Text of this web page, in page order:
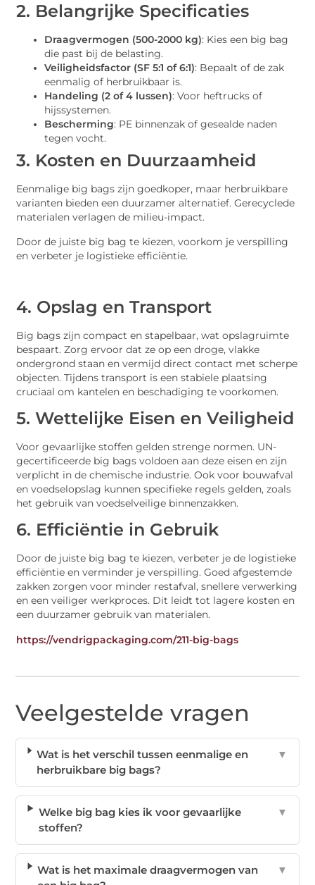
2. Belangrijke Specificaties
Draagvermogen (500-2000 kg): Kies een big bag
die past bij de belasting.
Veiligheidsfactor (SF 5:1 of 6:1): Bepaalt of de zak
eenmalig of herbruikbaar is.
Handeling (2 of 4 lussen): Voor heftrucks of
hijssystemen.
Bescherming: PE binnenzak of gesealde naden
tegen vocht.
3. Kosten en Duurzaamheid
Eenmalige big bags zijn goedkoper, maar herbruikbare
varianten bieden een duurzamer alternatief. Gerecyclede
materialen verlagen de milieu-impact.
Door de juiste big bag te kiezen, voorkom je verspilling
en verbeter je logistieke efficiëntie.
4. Opslag en Transport
Big bags zijn compact en stapelbaar, wat opslagruimte
bespaart. Zorg ervoor dat ze op een droge, vlakke
ondergrond staan en vermijd direct contact met scherpe
objecten. Tijdens transport is een stabiele plaatsing
cruciaal om kantelen en beschadiging te voorkomen.
5. Wettelijke Eisen en Veiligheid
Voor gevaarlijke stoffen gelden strenge normen. UN-
gecertificeerde big bags voldoen aan deze eisen en zijn
verplicht in de chemische industrie. Ook voor bouwafval
en voedselopslag kunnen specifieke regels gelden, zoals
het gebruik van voedselveilige binnenzakken.
6. Efficiëntie in Gebruik
Door de juiste big bag te kiezen, verbeter je de logistieke
efficiëntie en verminder je verspilling. Goed afgestemde
zakken zorgen voor minder restafval, snellere verwerking
en een veiliger werkproces. Dit leidt tot lagere kosten en
een duurzamer gebruik van materialen.
https://vendrigpackaging.com/211-big-bags
Veelgestelde vragen
Wat is het verschil tussen eenmalige en
herbruikbare big bags?
▼
Welke big bag kies ik voor gevaarlijke
stoffen?
▼
Wat is het maximale draagvermogen van
▼